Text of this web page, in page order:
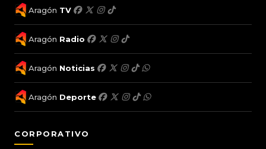
Aragón TV
Aragón Radio
Aragón Noticias
Aragón Deporte
CORPORATIVO